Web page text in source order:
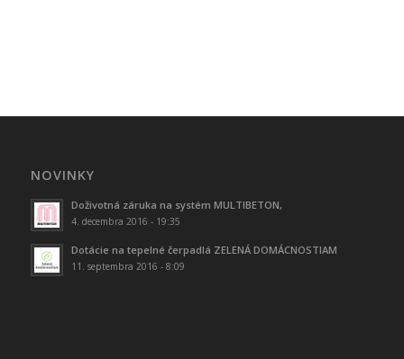
NOVINKY
Doživotná záruka na systém MULTIBETON,
4. decembra 2016 - 19:35
Dotácie na tepelné čerpadlá ZELENÁ DOMÁCNOSTIAM
11. septembra 2016 - 8:09